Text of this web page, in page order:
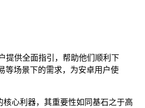
提供全面指引，帮助他们顺利下
等场景下的需求，为安卓用户使
心利器，其重要性如同基石之于高